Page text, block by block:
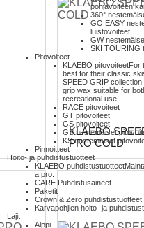
pohjavoiteen
360°
GO EASY
luistovoiteet
GW
SKI TOURING
Pitovoiteet
KLAEBO pitovoiteetFor
best for their classic
SPEED GRIP
grip wax suitable for
recreational use.
RACE pitovoiteet
GT pitovoiteet
GS pitovoiteet
GS nestemäiset
KS nestemäiset
Pinnoitteet
Hoito- ja puhdistustuotteet
KLAEBO puhdistustuotteet
a pro.
CARE Puhdistusaineet
Paketit
Crown & Zero puhdistustuotteet
Karvapohjien hoito- ja
Lajit
Alppi
KLAEBO
PRO COLD